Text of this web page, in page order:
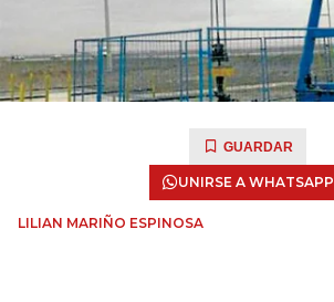
GUARDAR
UNIRSE A WHATSAPP
LILIAN MARIÑO ESPINOSA